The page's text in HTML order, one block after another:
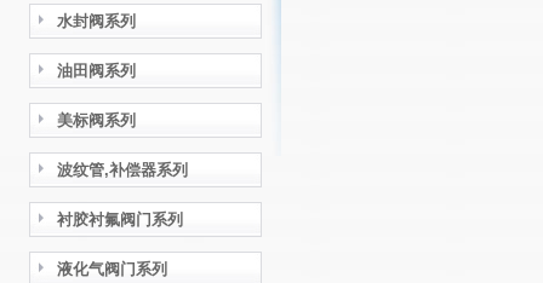
水封阀系列
油田阀系列
美标阀系列
波纹管,补偿器系列
衬胶衬氟阀门系列
液化气阀门系列